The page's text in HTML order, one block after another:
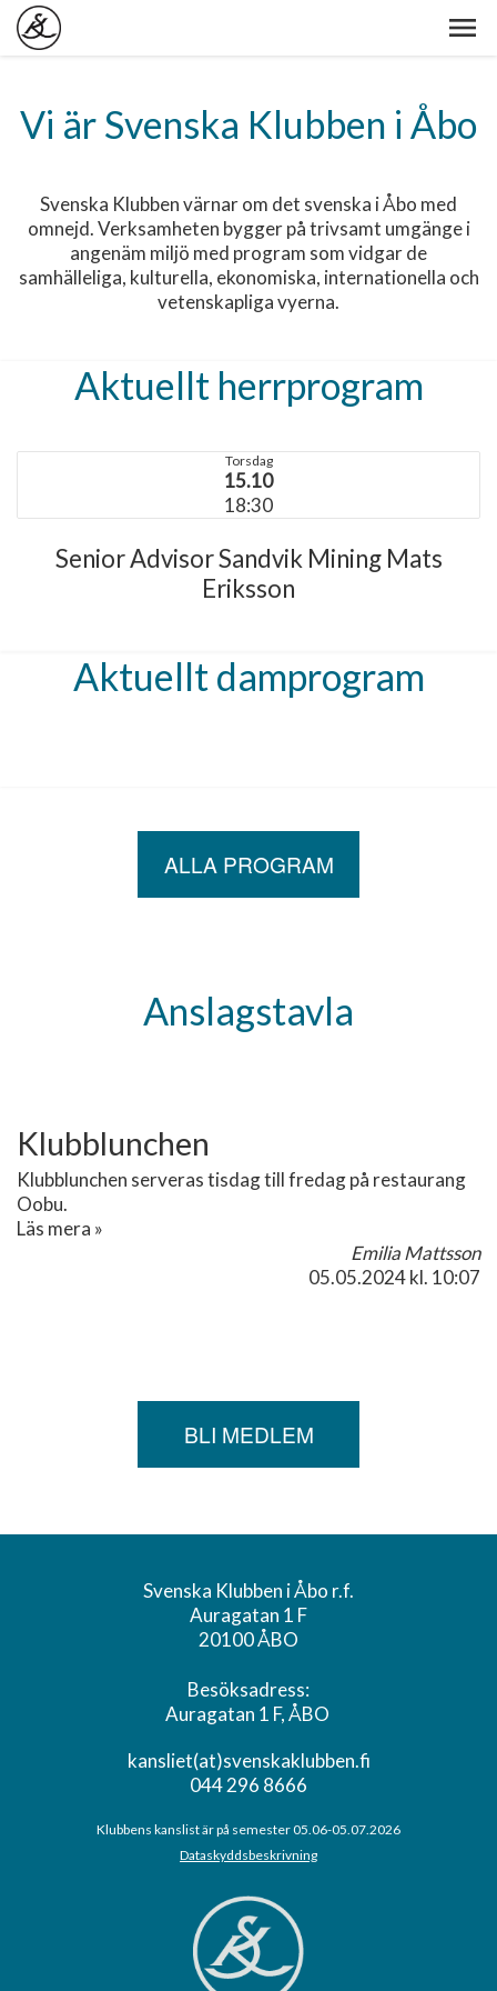
Vi är Svenska Klubben i Åbo
Svenska Klubben värnar om det svenska i Åbo med
omnejd. Verksamheten bygger på trivsamt umgänge i
angenäm miljö med program som vidgar de
samhälleliga, kulturella, ekonomiska, internationella och
vetenskapliga vyerna.
Aktuellt herrprogram
Torsdag
15.10
18:30
Senior Advisor Sandvik Mining Mats
Eriksson
Aktuellt damprogram
ALLA PROGRAM
Anslagstavla
Klubblunchen
Klubblunchen serveras tisdag till fredag på restaurang
Oobu.
Läs mera »
Emilia Mattsson
05.05.2024kl. 10:07
BLI MEDLEM
Svenska Klubben i Åbo r.f.
Auragatan 1 F
20100 ÅBO
Besöksadress:
Auragatan 1 F, ÅBO
kansliet(at)svenskaklubben.fi
044 296 8666
Klubbens kanslist är på semester 05.06-05.07.2026
Dataskyddsbeskrivning